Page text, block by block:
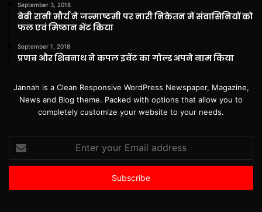
September 3, 2018
बेबी रानी मौर्य ने जन्माष्टमी पर नारी निकेतन में संवासिनियों को
फल एवं मिष्ठान भेंट किया
September 1, 2018
प्रणब और शिबनाथ ने कपल इवेंट का गोल्ड अपने नाम किया
Jannah is a Clean Responsive WordPress Newspaper, Magazine,
News and Blog theme. Packed with options that allow you to
completely customize your website to your needs.
your
Email